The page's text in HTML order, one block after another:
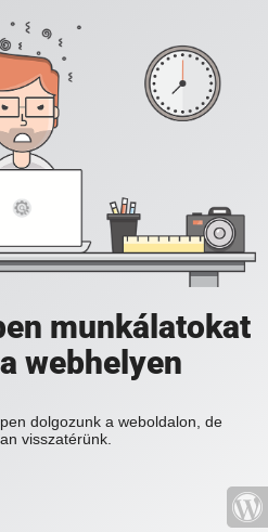
munkálatokat
webhelyen
dolgozunk a weboldalon, de
visszatérünk.